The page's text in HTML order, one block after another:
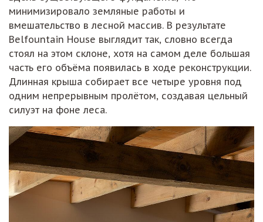
минимизировало земляные работы и
вмешательство в лесной массив. В результате
Belfountain House выглядит так, словно всегда
стоял на этом склоне, хотя на самом деле большая
часть его объёма появилась в ходе реконструкции.
Длинная крыша собирает все четыре уровня под
одним непрерывным пролётом, создавая цельный
силуэт на фоне леса.